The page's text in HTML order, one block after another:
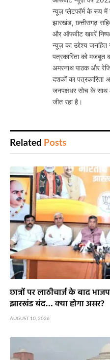
न्यूज़ प्लेटफॉर्म के रूप में
झारखंड, छत्तीसगढ़
और ऑफबीट खबरें
न्यूज़ का उद्देश्य
पत्रकारिता को मजबूत
अमरनाथ पाठक और
दशकों का
जनपक्षधर सोच के साथ
जीत रहा है।
Related Posts
छात्रों पर लाठीचार्ज के बाद
झारखंड बंद… क्या होगा असर?
AUGUST 10, 2026